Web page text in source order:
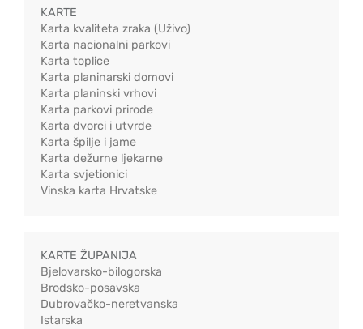
KARTE
Karta kvaliteta zraka (Uživo)
Karta nacionalni parkovi
Karta toplice
Karta planinarski domovi
Karta planinski vrhovi
Karta parkovi prirode
Karta dvorci i utvrde
Karta špilje i jame
Karta dežurne ljekarne
Karta svjetionici
Vinska karta Hrvatske
KARTE ŽUPANIJA
Bjelovarsko-bilogorska
Brodsko-posavska
Dubrovačko-neretvanska
Istarska